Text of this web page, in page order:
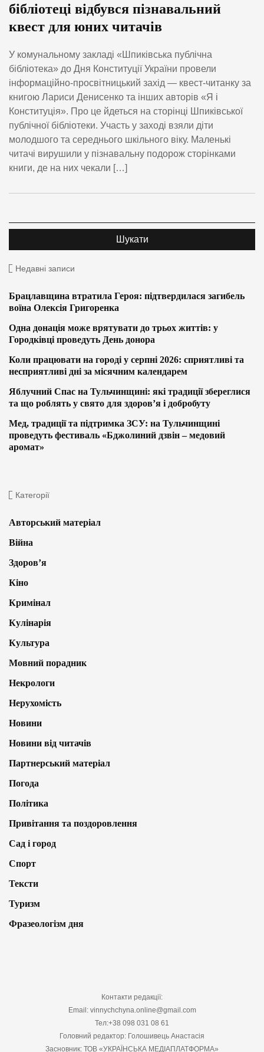
бібліотеці відбувся пізнавальний
квест для юних читачів
У комунальному закладі «Шпиківська публічна
бібліотека» до Дня Конституції України провели
інформаційно-просвітницький захід — квест-читанку за
книгою Лариси Денисенко та інших авторів «Я і
Конституція». Про це йдеться на сторінці Шпиківської
публічної бібліотеки. Участь у заході взяли діти
молодшого та середнього шкільного віку. Маленькі
читачі вирушили у пізнавальну подорож сторінками
книги, де на них чекали […]
Недавні записи
Брацлавщина втратила Героя: підтвердилася загибель
воїна Олексія Григоренка
Одна донація може врятувати до трьох життів: у
Городківці проведуть День донора
Коли працювати на городі у серпні 2026: сприятливі та
несприятливі дні за місячним календарем
Яблучний Спас на Тульчинщині: які традиції збереглися
та що роблять у свято для здоров’я і добробуту
Мед, традиції та підтримка ЗСУ: на Тульчинщині
проведуть фестиваль «Бджолиний дзвін – медовий
аромат»
Категорії
Авторський матеріал
Війна
Здоров’я
Кіно
Кримінал
Кулінарія
Культура
Мовний порадник
Некрологи
Нерухомість
Новини
Новини від читачів
Партнерський матеріал
Погода
Політика
Привітання та поздоровлення
Сад і город
Спорт
Тексти
Туризм
Фразеологізм дня
Контакти редакції:
Email: vinnychchyna.online@gmail.com
Тел:+38 098 031 08 61
Головний редактор: Голошивець Анастасія
Засновник: ТОВ «УКРАЇНСЬКА МЕДІАПЛАТФОРМА»